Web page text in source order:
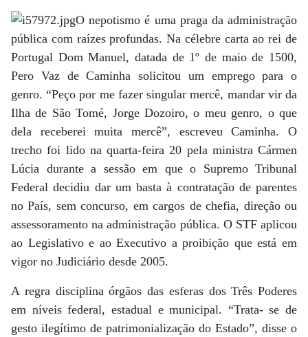
O nepotismo é uma praga da administração
pública com raízes profundas. Na célebre carta ao rei de
Portugal Dom Manuel, datada de 1º de maio de 1500,
Pero Vaz de Caminha solicitou um emprego para o
genro. “Peço por me fazer singular mercê, mandar vir da
Ilha de São Tomé, Jorge Dozoiro, o meu genro, o que
dela receberei muita mercê”, escreveu Caminha. O
trecho foi lido na quarta-feira 20 pela ministra Cármen
Lúcia durante a sessão em que o Supremo Tribunal
Federal decidiu dar um basta à contratação de parentes
no País, sem concurso, em cargos de chefia, direção ou
assessoramento na administração pública. O STF aplicou
ao Legislativo e ao Executivo a proibição que está em
vigor no Judiciário desde 2005.
A regra disciplina órgãos das esferas dos Três Poderes
em níveis federal, estadual e municipal. “Trata- se de
gesto ilegítimo de patrimonialização do Estado”, disse o